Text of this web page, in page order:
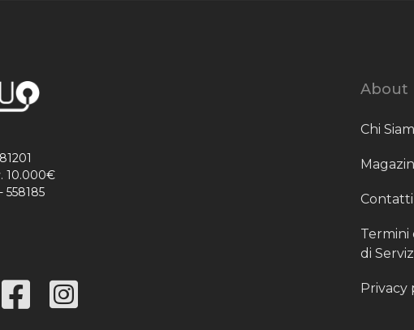
10.000€
558185
About
Chi
Termini
di
Privacy